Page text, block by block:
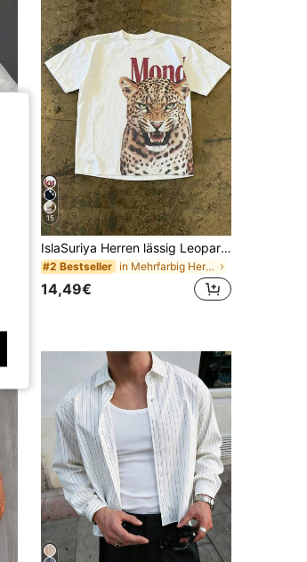
132
15
IslaSuriya Herren lässig Leoparden- & Buchstaben-Muster Rundhals Kurzarm T-Shirt, Sommer
#2 Bestseller in Mehrfarbig Herren T-Shirts
14,49€